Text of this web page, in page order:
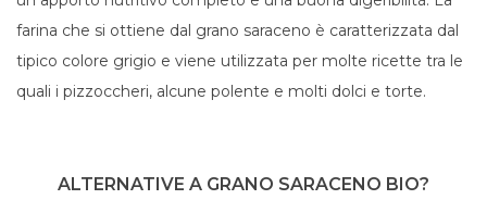
farina che si ottiene dal grano saraceno è caratterizzata dal
tipico colore grigio e viene utilizzata per molte ricette tra le
quali i pizzoccheri, alcune polente e molti dolci e torte.
ALTERNATIVE A GRANO SARACENO BIO?